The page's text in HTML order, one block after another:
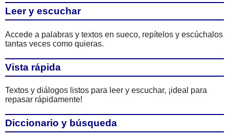
Leer y escuchar
Accede a palabras y textos en sueco, repítelos y escúchalos
tantas veces como quieras.
Vista rápida
Textos y diálogos listos para leer y escuchar, ¡ideal para
repasar rápidamente!
Diccionario y búsqueda